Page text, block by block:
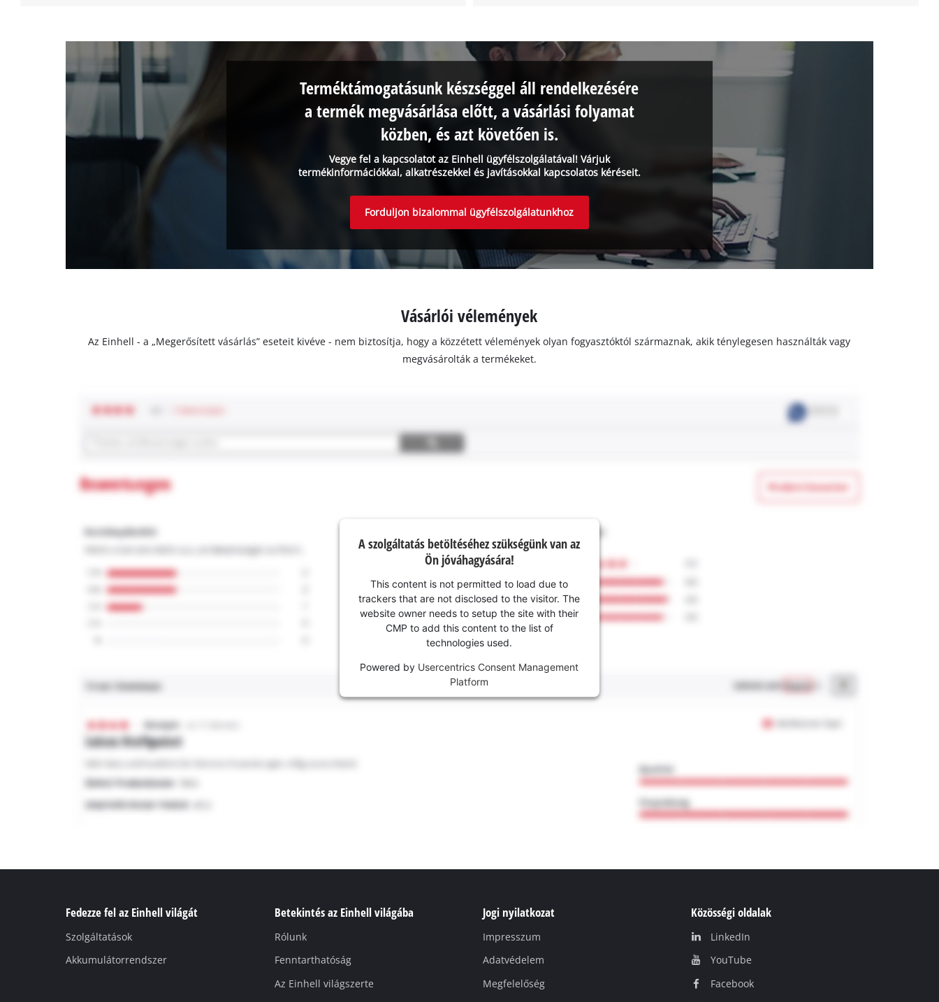
Vegye fel a kapcsolatot az Einhell ügyfélszolgálatával! Várjuk
termékinformációkkal, alkatrészekkel és javításokkal kapcsolatos kéréseit.
Terméktámogatásunk készséggel áll rendelkezésére
a termék megvásárlása előtt, a vásárlási folyamat
közben, és azt követően is.
Forduljon bizalommal ügyfélszolgálatunkhoz
Vásárlói vélemények
Az Einhell - a „Megerősített vásárlás” eseteit kivéve - nem biztosítja, hogy a közzétett vélemények olyan fogyasztóktól származnak, akik ténylegesen használták vagy
megvásárolták a termékeket.
A szolgáltatás betöltéséhez szükségünk van az
Ön jóváhagyására!
This content is not permitted to load due to
trackers that are not disclosed to the visitor. The
website owner needs to setup the site with their
CMP to add this content to the list of
technologies used.
Powered by Usercentrics Consent Management
Platform
Fedezze fel az Einhell világát
Szolgáltatások
Akkumulátorrendszer
Betekintés az Einhell világába
Rólunk
Fenntarthatóság
Az Einhell világszerte
Jogi nyilatkozat
Impresszum
Adatvédelem
Megfelelőség
Közösségi oldalak
LinkedIn
YouТube
Facebook